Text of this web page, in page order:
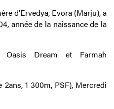
d’Ervedya, Evora (Marju), a
année de la naissance de la
Dream et Farmah
2ans, 1 300m, PSF), Mercredi